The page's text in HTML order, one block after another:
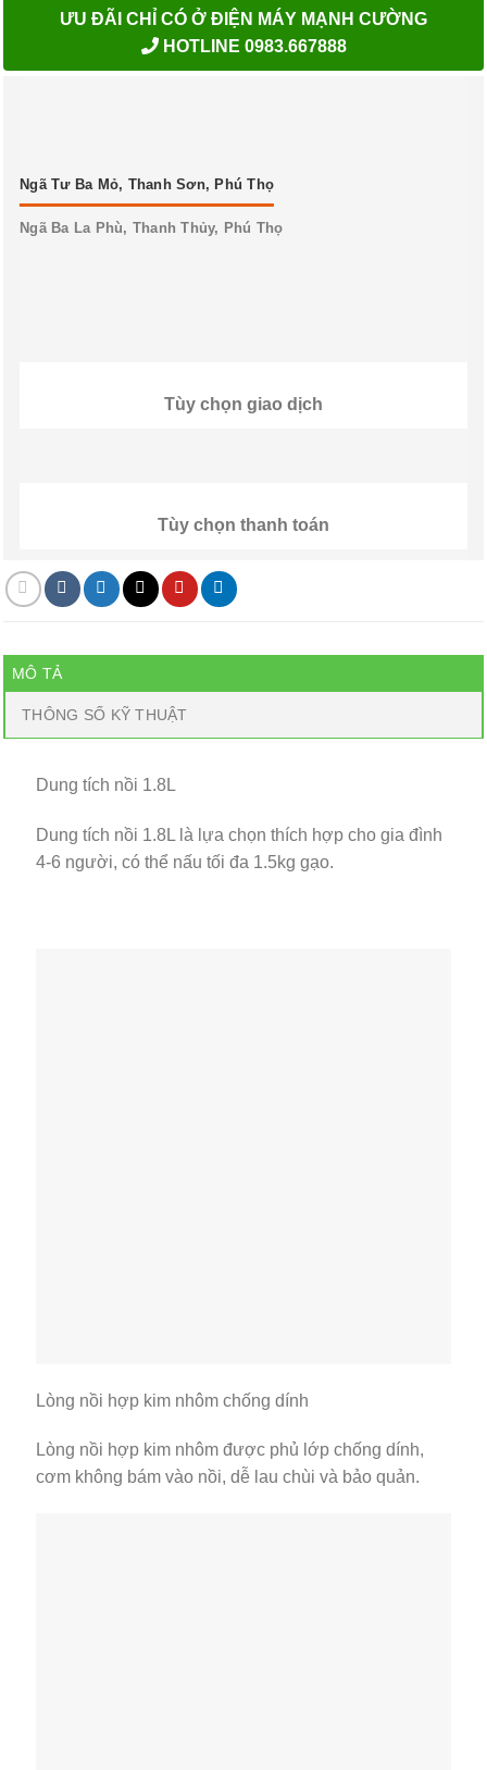
ƯU ĐÃI CHỈ CÓ Ở ĐIỆN MÁY MẠNH CƯỜNG
HOTLINE 0983.667888
Ngã Tư Ba Mỏ, Thanh Sơn, Phú Thọ
Ngã Ba La Phù, Thanh Thủy, Phú Thọ
Tùy chọn giao dịch
Tùy chọn thanh toán
MÔ TẢ
THÔNG SỐ KỸ THUẬT
Dung tích nồi 1.8L
Dung tích nồi 1.8L là lựa chọn thích hợp cho gia đình
4-6 người, có thể nấu tối đa 1.5kg gạo.
Lòng nồi hợp kim nhôm chống dính
Lòng nồi hợp kim nhôm được phủ lớp chống dính,
cơm không bám vào nồi, dễ lau chùi và bảo quản.